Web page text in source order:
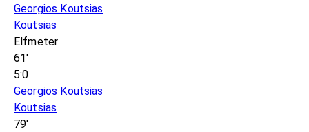
Georgios Koutsias
Koutsias
Elfmeter
61'
5:0
Georgios Koutsias
Koutsias
79'